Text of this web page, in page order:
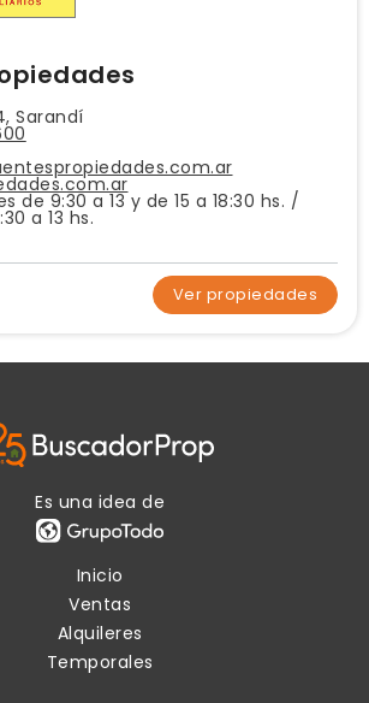
Sarandí
de 9:30 a 13 y de 15 a 18:30 hs. /
a 13 hs.
Ver propiedades
Es una idea de
Inicio
Ventas
Alquileres
Temporales